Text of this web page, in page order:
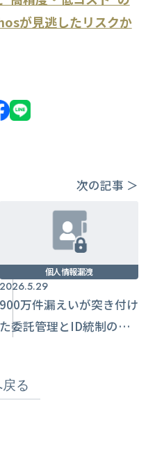
が見逃したリスクか
次の記事 ＞
個人情報漏洩
2026.5.29
900万件漏えいが突き付け
た委託管理とID統制の再
る